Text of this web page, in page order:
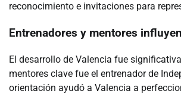
reconocimiento e invitaciones para
Entrenadores y mentores
El desarrollo de Valencia fue
mentores clave fue el entrenador de
orientación ayudó a Valencia a